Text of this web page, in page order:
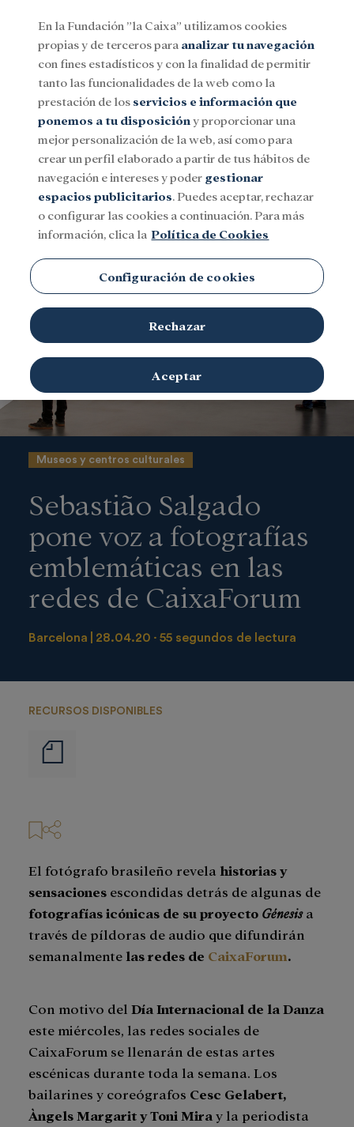
Menu
SocialInvestigación y becasCultura
Museos y centros culturales
Sebastião Salgado
pone voz a fotografías
emblemáticas en las
redes de CaixaForum
Barcelona 28.04.20 55 segundos de lectura
RECURSOS DISPONIBLES
de
El fotógrafo brasileño revela historias y
sensaciones escondidas detrás de algunas de
fotografías icónicas de su proyecto Génesisa
través de píldoras de audio que difundirán
semanalmente las redes de CaixaForum.
Con motivo del Día Internacional de la Danza
este miércoles, las redes sociales de
CaixaForum se llenarán de estas artes
escénicas durante toda la semana. Los
bailarines y coreógrafos Cesc Gelabert,
Àngels Margarit y Toni Mira y la periodista
En la Fundación ”la Caixa” utilizamos cookies
propias y de terceros para analizar tu navegación
con fines estadísticos y con la finalidad de permitir
tanto las funcionalidades de la web como la
prestación de los servicios e información que
ponemos a tu disposición y proporcionar una
mejor personalización de la web, así como para
crear un perfil elaborado a partir de tus hábitos de
navegación e intereses y poder gestionar
espacios publicitarios. Puedes aceptar, rechazar
o configurar las cookies a continuación. Para más
información, clica la Política de Cookies
Configuración de cookies
Rechazar
Aceptar